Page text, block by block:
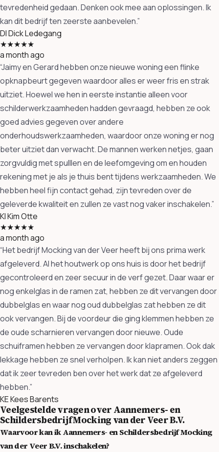
tevredenheid gedaan. Denken ook mee aan oplossingen. Ik
kan dit bedrijf ten zeerste aanbevelen.”
DIDick Ledegang
★★★★★
a month ago
“Jaimy en Gerard hebben onze nieuwe woning een flinke
opknapbeurt gegeven waardoor alles er weer fris en strak
uitziet. Hoewel we hen in eerste instantie alleen voor
schilderwerkzaamheden hadden gevraagd, hebben ze ook
goed advies gegeven over andere
onderhoudswerkzaamheden, waardoor onze woning er nog
beter uitziet dan verwacht. De mannen werken netjes, gaan
zorgvuldig met spulllen en de leefomgeving om en houden
rekening met je als je thuis bent tijdens werkzaamheden. We
hebben heel fijn contact gehad, zijn tevreden over de
geleverde kwaliteit en zullen ze vast nog vaker inschakelen.”
KIKim Otte
★★★★★
a month ago
“Het bedrijf Mocking van der Veer heeft bij ons prima werk
afgeleverd. Al het houtwerk op ons huis is door het bedrijf
gecontroleerd en zeer secuur in de verf gezet. Daar waar er
nog enkelglas in de ramen zat, hebben ze dit vervangen door
dubbelglas en waar nog oud dubbelglas zat hebben ze dit
ook vervangen. Bij de voordeur die ging klemmen hebben ze
de oude scharnieren vervangen door nieuwe. Oude
schuiframen hebben ze vervangen door klapramen. Ook dak
lekkage hebben ze snel verholpen. Ik kan niet anders zeggen
dat ik zeer tevreden ben over het werk dat ze afgeleverd
hebben.”
KEKees Barents
Veelgestelde vragen over Aannemers- en
Schildersbedrijf Mocking van der Veer B.V.
Waarvoor kan ik Aannemers- en Schildersbedrijf Mocking
van der Veer B.V. inschakelen?